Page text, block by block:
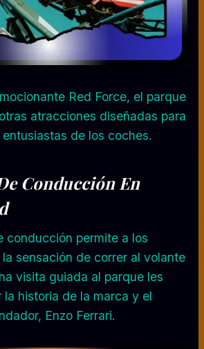
Red Force, el parque
atracciones diseñadas para
de los coches.
Conducción En
conducción permite a los
sensación de correr al volante
visita guiada al parque les
la historia de la marca y el
Enzo Ferrari.